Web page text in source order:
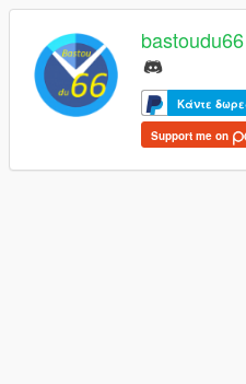
bastoudu66
Κάντε
Support me on